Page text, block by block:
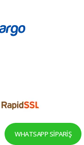
WHATSAPP SIPARIŞ